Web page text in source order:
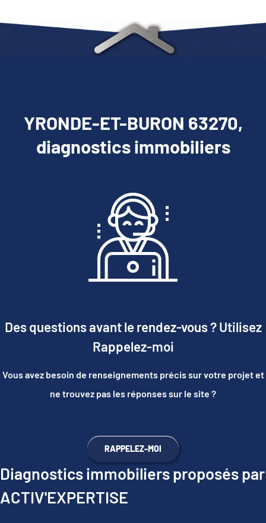
YRONDE-ET-BURON 63270,
diagnostics immobiliers
Des questions avant le rendez-vous ? Utilisez
Rappelez-moi
Vous avez besoin de renseignements précis sur votre projet et
ne trouvez pas les réponses sur le site ?
RAPPELEZ-MOI
Diagnostics immobiliers proposés par
ACTIV'EXPERTISE